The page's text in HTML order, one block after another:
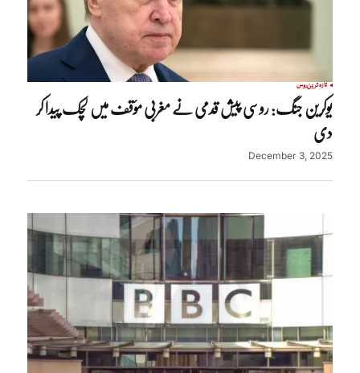
تازہ ترینروس
یوکرین جنگ: روسی پیش قدمی نے مغربی مؤقف میں لچک پیدا کر
دی
December 3, 2025